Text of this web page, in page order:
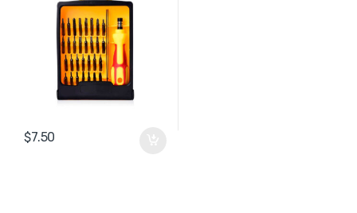
$7.50